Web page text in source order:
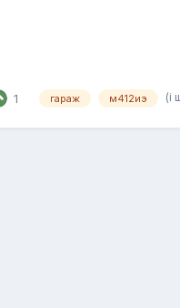
1 гараж м412иэ (і